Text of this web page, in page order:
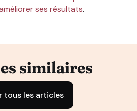
ses résultats.
similaires
tous les articles